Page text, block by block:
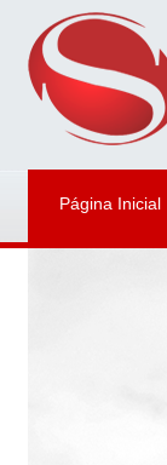
Página Inicial